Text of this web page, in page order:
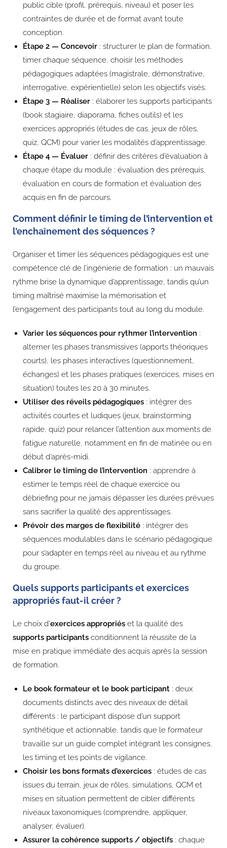
public cible (profil, prérequis, niveau) et poser les
contraintes de durée et de format avant toute
conception.
Étape 2 — Concevoir : structurer le plan de formation,
timer chaque séquence, choisir les méthodes
pédagogiques adaptées (magistrale, démonstrative,
interrogative, expérientielle) selon les objectifs visés.
Étape 3 — Réaliser : élaborer les supports participants
(book stagiaire, diaporama, fiches outils) et les
exercices appropriés (études de cas, jeux de rôles,
quiz, QCM) pour varier les modalités d’apprentissage.
Étape 4 — Évaluer : définir des critères d’évaluation à
chaque étape du module : évaluation des prérequis,
évaluation en cours de formation et évaluation des
acquis en fin de parcours.
Comment définir le timing de l’intervention et
l’enchaînement des séquences ?
Organiser et timer les séquences pédagogiques est une
compétence clé de l’ingénierie de formation : un mauvais
rythme brise la dynamique d’apprentissage, tandis qu’un
timing maîtrisé maximise la mémorisation et
l’engagement des participants tout au long du module.
Varier les séquences pour rythmer l’intervention :
alterner les phases transmissives (apports théoriques
courts), les phases interactives (questionnement,
échanges) et les phases pratiques (exercices, mises en
situation) toutes les 20 à 30 minutes.
Utiliser des réveils pédagogiques : intégrer des
activités courtes et ludiques (jeux, brainstorming
rapide, quiz) pour relancer l’attention aux moments de
fatigue naturelle, notamment en fin de matinée ou en
début d’après-midi.
Calibrer le timing de l’intervention : apprendre à
estimer le temps réel de chaque exercice ou
débriefing pour ne jamais dépasser les durées prévues
sans sacrifier la qualité des apprentissages.
Prévoir des marges de flexibilité : intégrer des
séquences modulables dans le scénario pédagogique
pour s’adapter en temps réel au niveau et au rythme
du groupe.
Quels supports participants et exercices
appropriés faut-il créer ?
Le choix d’exercices appropriés et la qualité des
supports participants conditionnent la réussite de la
mise en pratique immédiate des acquis après la session
de formation.
Le book formateur et le book participant : deux
documents distincts avec des niveaux de détail
différents : le participant dispose d’un support
synthétique et actionnable, tandis que le formateur
travaille sur un guide complet intégrant les consignes,
les timing et les points de vigilance.
Choisir les bons formats d’exercices : études de cas
issues du terrain, jeux de rôles, simulations, QCM et
mises en situation permettent de cibler différents
niveaux taxonomiques (comprendre, appliquer,
analyser, évaluer).
Assurer la cohérence supports / objectifs : chaque